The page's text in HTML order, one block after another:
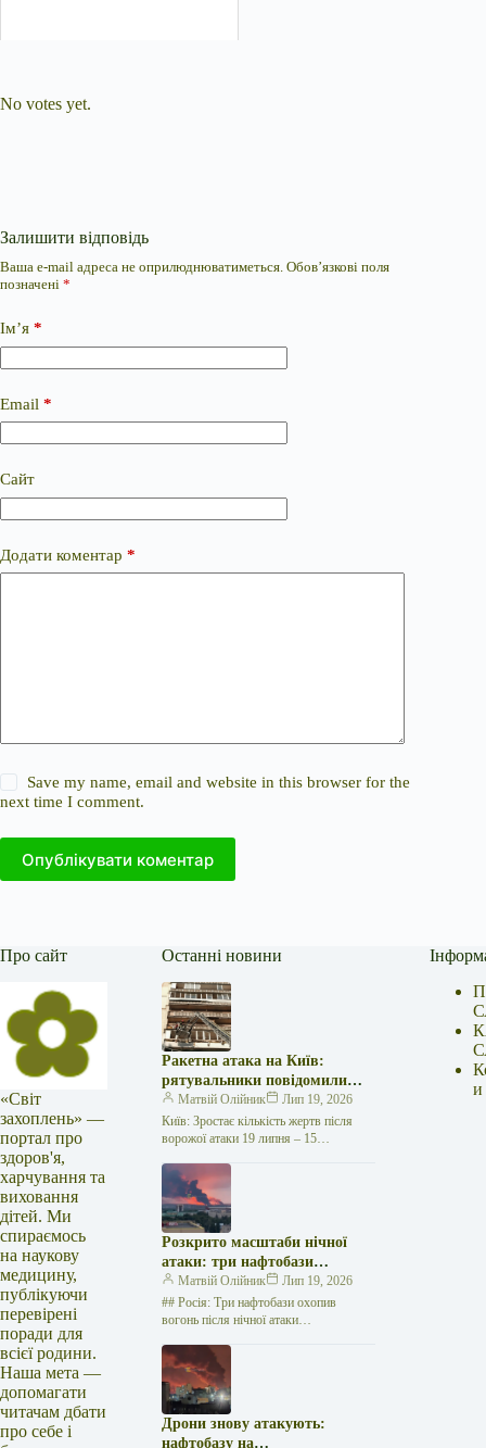
No votes yet.
Залишити відповідь
Ваша e-mail адреса не оприлюднюватиметься. Обов’язкові поля
позначені *
Ім’я *
Email *
Сайт
Додати коментар *
Save my name, email and website in this browser for the
next time I comment.
Опублікувати коментар
Про сайт
«Світ
захоплень» —
портал про
здоров'я,
харчування та
виховання
дітей. Ми
спираємось
на наукову
медицину,
публікуючи
перевірені
поради для
всієї родини.
Наша мета —
допомагати
читачам дбати
про себе і
Останні новини
Ракетна атака на Київ:
рятувальники повідомили
про 15 поранених
Матвій Олійник
Лип 19, 2026
Київ: Зростає кількість жертв після
ворожої атаки 19 липня – 15
російської агресії, що сталася у
столиці…
Розкрито масштаби нічної
атаки: три нафтобази
палають у Ставрополі –
OSINT-аналіз
Матвій Олійник
Лип 19, 2026
## Росія: Три нафтобази охопив
вогонь після нічної атаки
останню неділю жовтня переходимо на
зимовий час:…
Дрони знову атакують:
нафтобазу на
и